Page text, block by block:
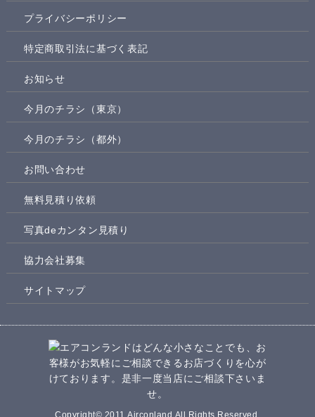
プライバシーポリシー
特定商取引法に基づく表記
お知らせ
今月のチラシ（東京）
今月のチラシ（都外）
お問い合わせ
無料見積り依頼
写真deカンタン見積り
協力会社募集
サイトマップ
Copyright© 2011 Airconland All Rights Reserved.